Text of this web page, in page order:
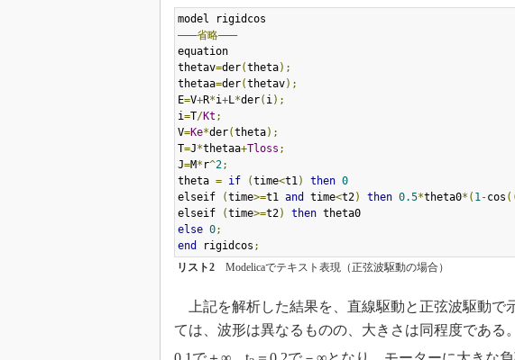
―――省略―――
equation
thetav=der(theta);
thetaa=der(thetav);
E=V+R*i+L*der( i);
i=T/Kt ;
V=Ke*der(theta);
T=J*thetaa+Tloss ;
J=M* r^2;
theta = if (time<t1) then 0
elseif
(time>=t1 and time<t2) then 0.5*theta0*( 1-cos
elseif
(time>=t2) then
else 0;
end
rigidcos ;
リスト2 Modelicaでテキスト表現（正弦波駆動の場合）
上記を解析した結果を、直線駆動と正弦波駆動で
ては、波形は異なるものの、大きさは同程度である